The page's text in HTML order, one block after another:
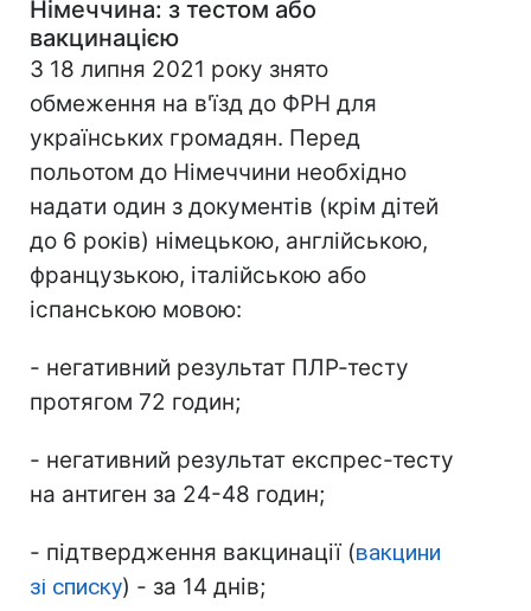
Німеччина: з тестом або
вакцинацією
З 18 липня 2021 року знято
обмеження на в'їзд до ФРН для
українських громадян. Перед
польотом до Німеччини необхідно
надати один з документів (крім дітей
до 6 років) німецькою, англійською,
французькою, італійською або
іспанською мовою:
- негативний результат ПЛР-тесту
протягом 72 годин;
- негативний результат експрес-тесту
на антиген за 24-48 годин;
- підтвердження вакцинації (вакцини
зі списку) - за 14 днів;